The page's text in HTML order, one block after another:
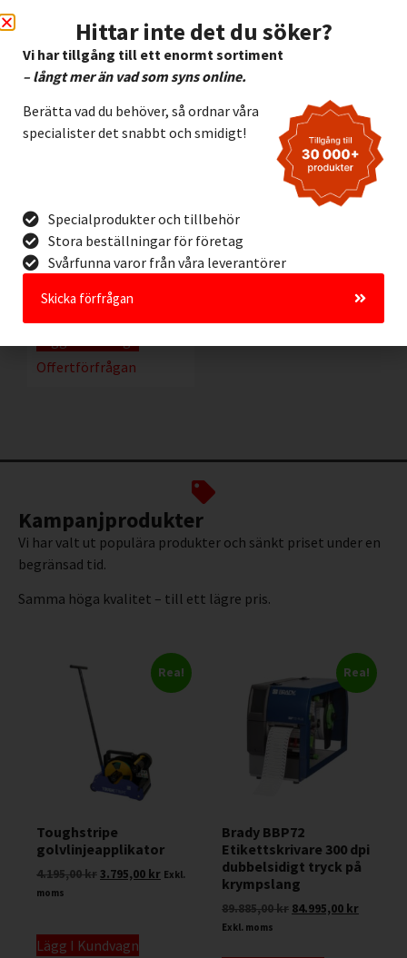
Färgband Brady B30-
R10000-YL GUL
2.295,00kr Exkl. moms
Offertförfrågan
Kampanjprodukter
Vi har valt ut populära produkter och sänkt priset under en
begränsad tid.
Samma höga kvalitet – till ett lägre pris.
Rea!
Toughstripe
golvlinjeapplikator
4.195,00kr3.795,00 kr Exkl.
moms
Lägg I Kundvagn
Rea!
Brady BBP72
Etikettskrivare 300 dpi
dubbelsidigt tryck på
krympslang
89.885,00kr 84.995,00 kr
Exkl. moms
Hittar inte det du söker?
Vi har tillgång till ett enormt sortiment
– långt mer än vad som syns online.
Berätta vad du behöver, så ordnar våra
specialister det snabbt och smidigt!
Specialprodukter och tillbehör
Stora beställningar för företag
Svårfunna varor från våra leverantörer
Skicka förfrågan